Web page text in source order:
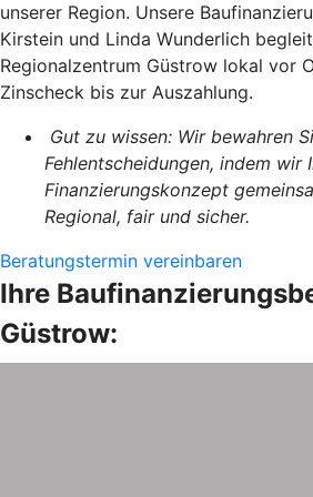
unserer Region. Unsere
Kirstein und Linda Wunderlich
Regionalzentrum Güstrow lokal vor
Zinscheck bis zur Auszahlung.
Gut zu wissen: Wir bewahren
Fehlentscheidungen, indem wir
Finanzierungskonzept
Regional, fair und sicher.
Beratungstermin vereinbaren
Ihre
Güstrow: